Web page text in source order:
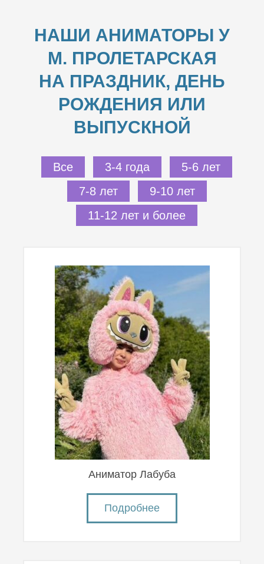
НАШИ АНИМАТОРЫ У
М. ПРОЛЕТАРСКАЯ
НА ПРАЗДНИК, ДЕНЬ
РОЖДЕНИЯ ИЛИ
ВЫПУСКНОЙ
Все 3-4 года
5-6 лет
7-8 лет
9-10 лет
11-12 лет и более
Аниматор Лабуба
Подробнее